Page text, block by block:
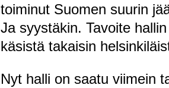
toiminut Suomen suurin
Ja syystäkin. Tavoite
käsistä takaisin
Nyt halli on saatu viimein